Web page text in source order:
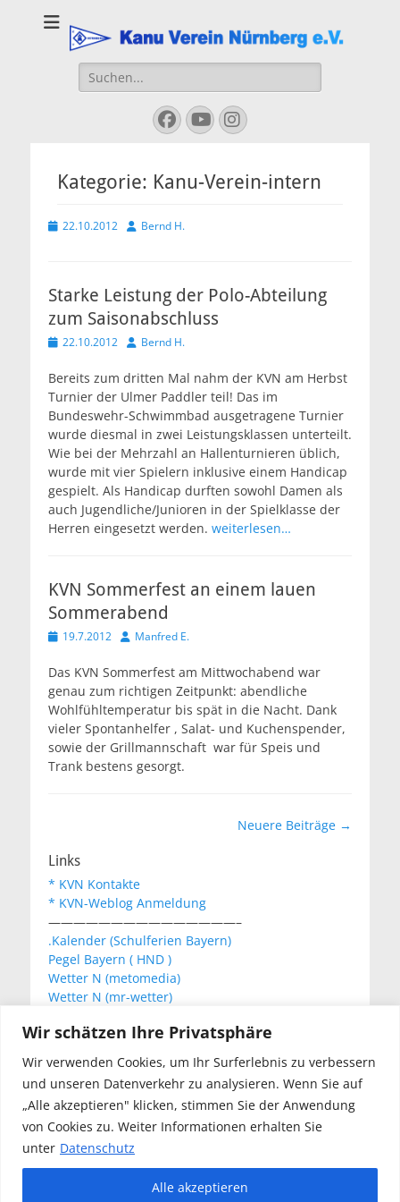
Wir schätzen Ihre Privatsphäre
Wir verwenden Cookies, um Ihr Surferlebnis zu verbessern
und unseren Datenverkehr zu analysieren. Wenn Sie auf
„Alle akzeptieren" klicken, stimmen Sie der Anwendung
von Cookies zu. Weiter Informationen erhalten Sie
unter Datenschutz
Alle akzeptieren
Kanu Verein
Nuernberg
Suchen
nach:
Facebook
YouTube
Instagram
Kategorie: Kanu-Verein-intern
Veröffentlicht
22.10.2012 AutorBernd H.
Starke Leistung der Polo-Abteilung
zum Saisonabschluss
Veröffentlicht
22.10.2012 AutorBernd H.
Bereits zum dritten Mal nahm der KVN am Herbst
Turnier der Ulmer Paddler teil! Das im
Bundeswehr-Schwimmbad ausgetragene Turnier
wurde diesmal in zwei Leistungsklassen unterteilt.
Wie bei der Mehrzahl an Hallenturnieren üblich,
wurde mit vier Spielern inklusive einem Handicap
gespielt. Als Handicap durften sowohl Damen als
auch Jugendliche/Junioren in der Spielklasse der
Herren eingesetzt werden. weiterlesen…
KVN Sommerfest an einem lauen
Sommerabend
Veröffentlicht
19.7.2012 AutorManfred E.
Das KVN Sommerfest am Mittwochabend war
genau zum richtigen Zeitpunkt: abendliche
Wohlfühltemperatur bis spät in die Nacht. Dank
vieler Spontanhelfer , Salat- und Kuchenspender,
sowie der Grillmannschaft war für Speis und
Trank bestens gesorgt.
Neuere Beiträge →
Links
* KVN Kontakte
* KVN-Weblog Anmeldung
———————————————–
.Kalender (Schulferien Bayern)
Pegel Bayern ( HND )
Wetter N (metomedia)
Wetter N (mr-wetter)
KVN Newsletter
Your email: